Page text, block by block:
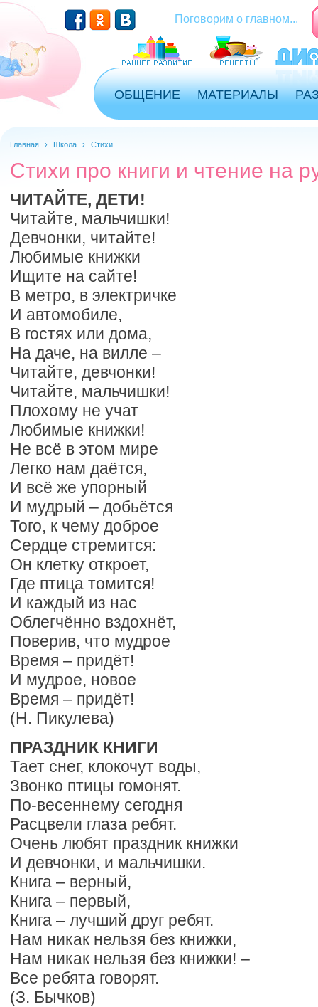
Перейти к основному содержанию
Поговорим о главном...
ОБЩЕНИЕ МАТЕРИАЛЫ
Главная › Школа › Стихи
Стихи про книги и чтение на
ЧИТАЙТЕ, ДЕТИ!
Читайте, мальчишки!
Девчонки, читайте!
Любимые книжки
Ищите на сайте!
В метро, в электричке
И автомобиле,
В гостях или дома,
На даче, на вилле –
Читайте, девчонки!
Читайте, мальчишки!
Плохому не учат
Любимые книжки!
Не всё в этом мире
Легко нам даётся,
И всё же упорный
И мудрый – добьётся
Того, к чему доброе
Сердце стремится:
Он клетку откроет,
Где птица томится!
И каждый из нас
Облегчённо вздохнёт,
Поверив, что мудрое
Время – придёт!
И мудрое, новое
Время – придёт!
(Н. Пикулева)
ПРАЗДНИК КНИГИ
Тает снег, клокочут воды,
Звонко птицы гомонят.
По-весеннему сегодня
Расцвели глаза ребят.
Очень любят праздник книжки
И девчонки, и мальчишки.
Книга – верный,
Книга – первый,
Книга – лучший друг ребят.
Нам никак нельзя без книжки,
Нам никак нельзя без книжки! –
Все ребята говорят.
(З. Бычков)